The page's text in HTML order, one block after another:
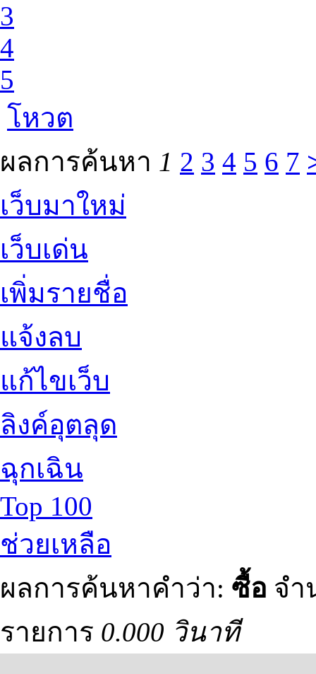
3
4
5
โหวต
ผลการค้นหา 1 2 3 4 5 6 7
เว็บมาใหม่
เว็บเด่น
เพิ่มรายชื่อ
แจ้งลบ
แก้ไขเว็บ
ลิงค์อุตลุด
ฉุกเฉิน
Top 100
ช่วยเหลือ
ผลการค้นหาคำว่า: ซื้อ จำ
รายการ 0.000 วินาที